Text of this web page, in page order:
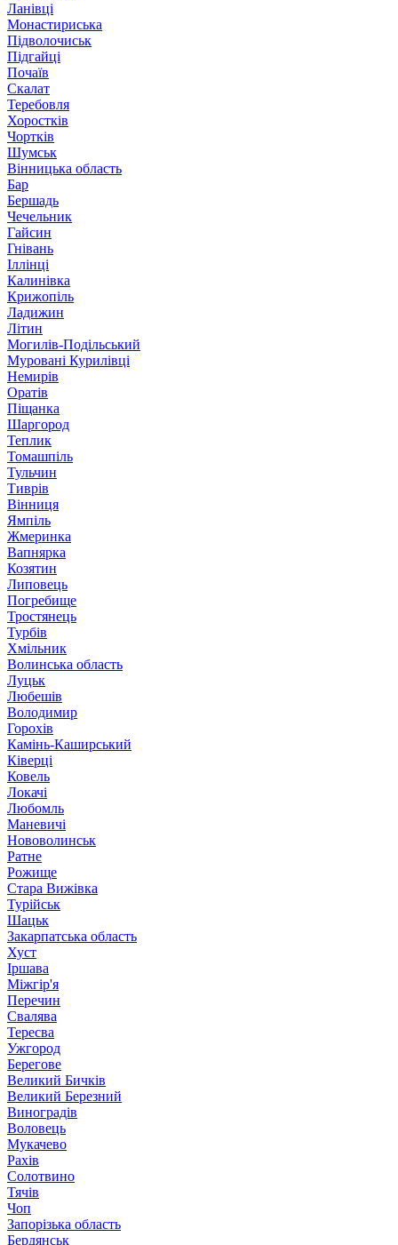
Ланівці
Монастириська
Підволочиськ
Підгайці
Почаїв
Скалат
Теребовля
Хоростків
Чортків
Шумськ
Вінницька область
Бар
Бершадь
Чечельник
Гайсин
Гнівань
Іллінці
Калинівка
Крижопіль
Ладижин
Літин
Могилів-Подільський
Муровані Курилівці
Немирів
Оратів
Піщанка
Шаргород
Теплик
Томашпіль
Тульчин
Тиврів
Вінниця
Ямпіль
Жмеринка
Вапнярка
Козятин
Липовець
Погребище
Тростянець
Турбів
Хмільник
Волинська область
Луцьк
Любешів
Володимир
Горохів
Камінь-Каширський
Ківерці
Ковель
Локачі
Любомль
Маневичі
Нововолинськ
Ратне
Рожище
Стара Вижівка
Турійськ
Шацьк
Закарпатська область
Хуст
Іршава
Міжгір'я
Перечин
Свалява
Тересва
Ужгород
Берегове
Великий Бичків
Великий Березний
Виноградів
Воловець
Мукачево
Рахів
Солотвино
Тячів
Чоп
Запорізька область
Бердянськ